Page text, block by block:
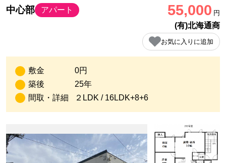
中心部 アパート 55,000 円
(有)北海通商
お気に入りに追加
敷金
0円
築後
25年
間取・詳細
２LDK / 16LDK+8+6